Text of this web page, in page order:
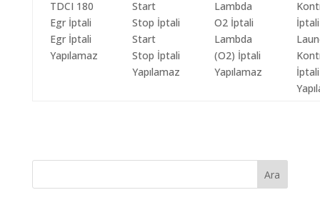
Egr İptali
Yapılamaz
Start
Stop İptali
Yapılamaz
Lambda
(O2) İptali
Yapılamaz
İptali
Ara